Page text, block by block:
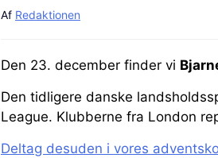
Af Redaktionen
Den 23. december finder vi
Den tidligere danske
League. Klubberne fra London
Deltag desuden i vores